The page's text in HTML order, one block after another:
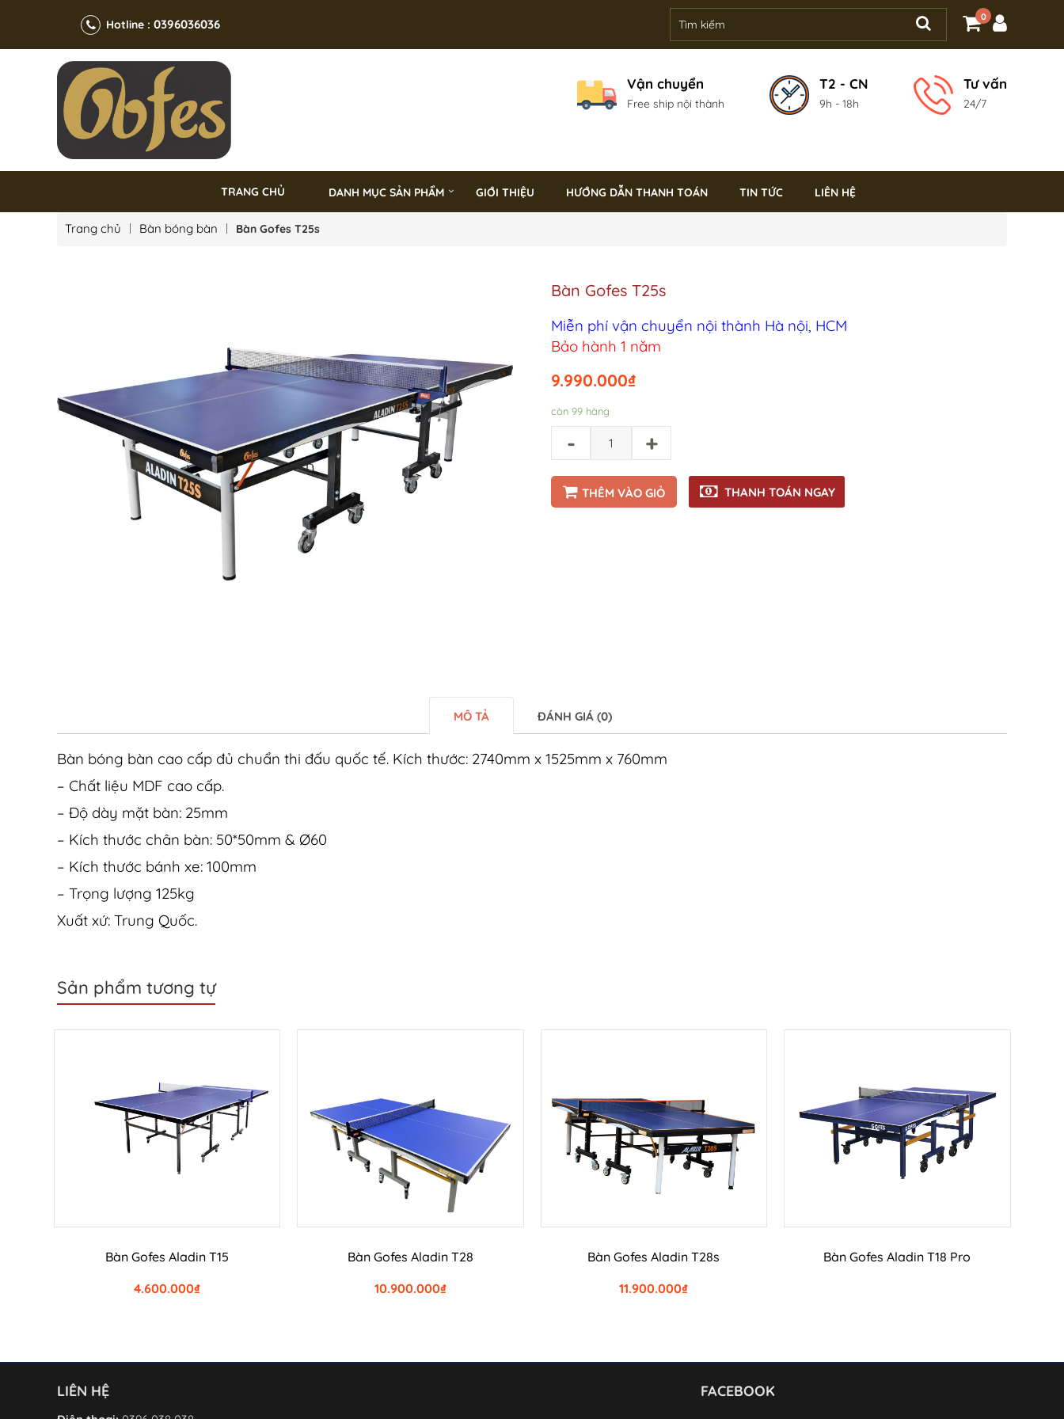
Hotline : 0396036036 0
Vận chuyển
Free ship nội thành
T2 - CN
9h - 18h
Tư vấn
24/7
TRANG CHỦ DANH MỤC SẢN PHẨM GIỚI THIỆU HƯỚNG DẪN THANH TOÁN TIN TỨC LIÊN HỆ
Trang chủ Bàn bóng bàn Bàn Gofes T25s
Bàn Gofes T25s
Miễn phí vận chuyển nội thành Hà nội, HCM
Bảo hành 1 năm
₫
9.990.000
còn 99 hàng
- +
THÊM VÀO GIỎ THANH TOÁN NGAY
MÔ TẢ ĐÁNH GIÁ (0)
Bàn bóng bàn cao cấp đủ chuẩn thi đấu quốc tế. Kích thước: 2740mm x 1525mm x 760mm
– Chất liệu MDF cao cấp.
– Độ dày mặt bàn: 25mm
– Kích thước chân bàn: 50*50mm & Ø60
– Kích thước bánh xe: 100mm
– Trọng lượng 125kg
Xuất xứ: Trung Quốc.
Sản phẩm tương tự
Bàn Gofes Aladin T15
₫
4.600.000
Bàn Gofes Aladin T28
₫
10.900.000
Bàn Gofes Aladin T28s
₫
11.900.000
Bàn Gofes Aladin T18 Pro
LIÊN HỆ FACEBOOK